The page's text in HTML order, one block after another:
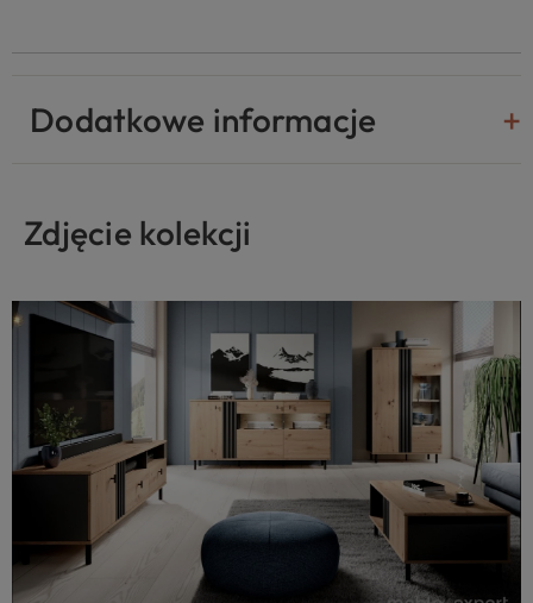
Dodatkowe informacje
Zdjęcie kolekcji